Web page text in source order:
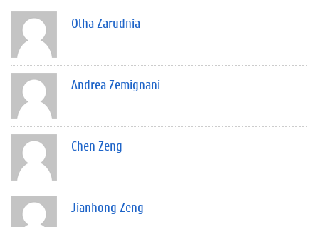
Olha Zarudnia
Andrea Zemignani
Chen Zeng
Jianhong Zeng